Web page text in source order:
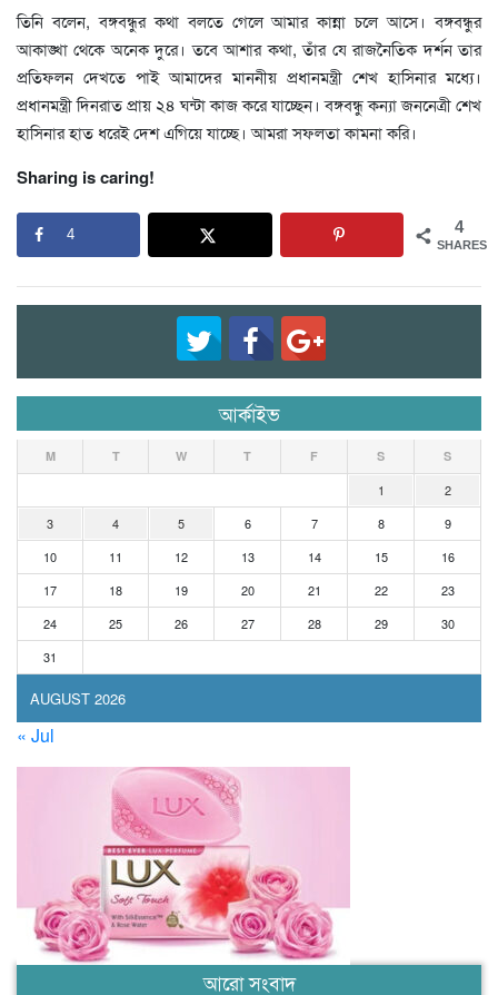
তিনি বলেন, বঙ্গবন্ধুর কথা বলতে গেলে আমার কান্না চলে আসে। বঙ্গবন্ধুর
আকাঙ্খা থেকে অনেক দুরে। তবে আশার কথা, তাঁর যে রাজনৈতিক দর্শন তার
প্রতিফলন দেখতে পাই আমাদের মাননীয় প্রধানমন্ত্রী শেখ হাসিনার মধ্যে।
প্রধানমন্ত্রী দিনরাত প্রায় ২৪ ঘন্টা কাজ করে যাচ্ছেন। বঙ্গবন্ধু কন্যা জননেত্রী শেখ
হাসিনার হাত ধরেই দেশ এগিয়ে যাচ্ছে। আমরা সফলতা কামনা করি।
Sharing is caring!
4
SHARES
4
আর্কাইভ
AUGUST 2026
M T W T F S S
1
2
3
4 5 6 7 8
9
10
11 12 13 14 15
16
17
18 19 20 21 22
23
24
25 26 27 28 29
30
31
« Jul
আরো সংবাদ